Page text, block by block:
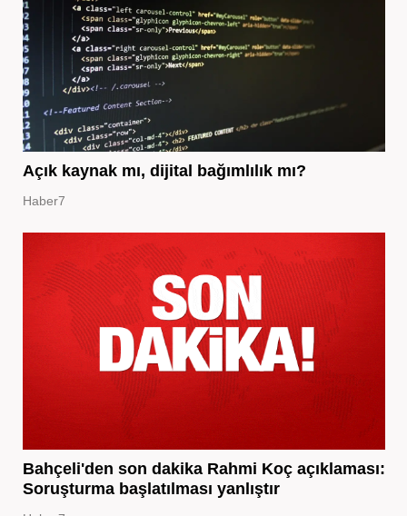
Açık kaynak mı, dijital bağımlılık mı?
Haber7
Bahçeli'den son dakika Rahmi Koç açıklaması:
Soruşturma başlatılması yanlıştır